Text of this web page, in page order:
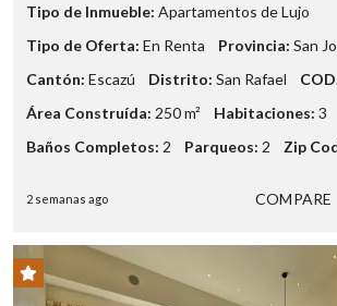
Tipo de Inmueble: Apartamentos de Lujo
Tipo de Oferta: En Renta Provincia: San
Cantón: Escazú Distrito: San Rafael
Área Construída: 250 m² Habitaciones: 3
Baños Completos: 2 Parqueos: 2 Zip
2 semanas ago COMPARE